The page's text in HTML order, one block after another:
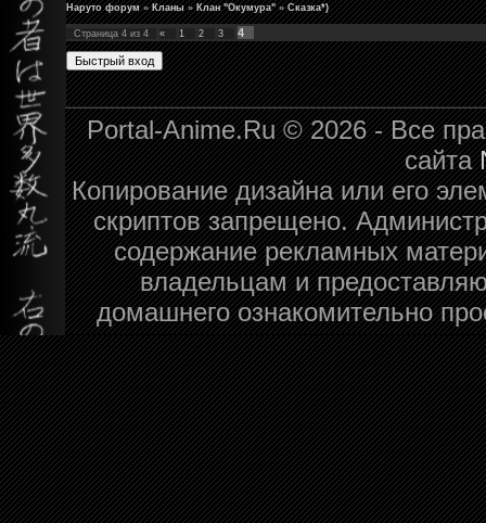
Наруто форум » Кланы » Клан "Окумура" » Сказка*)
Страница 4 из 4 « 1 2 3 4
Portal-Anime.Ru © 2026 - Все
сайта
Копирование дизайна или его
скриптов запрещено.
содержание рекламных
владельцам и
домашнего ознакомительно